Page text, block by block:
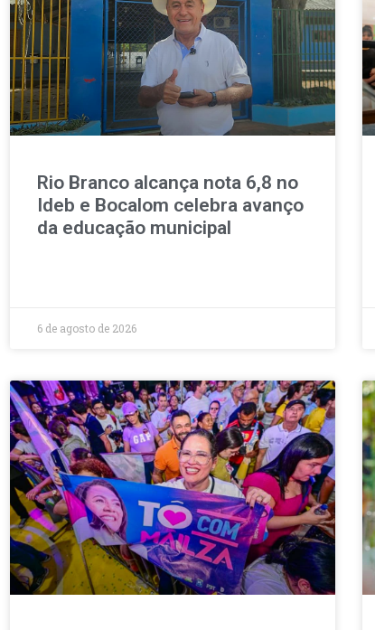
Rio Branco alcança nota 6,8 no
Ideb e Bocalom celebra avanço
da educação municipal
6 de agosto de 2026